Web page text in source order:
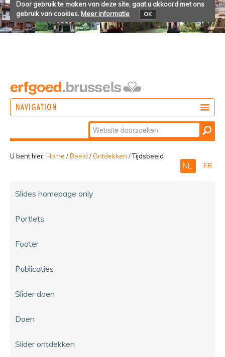
Door gebruik te maken van deze site, gaat u akkoord met ons
gebruik van cookies. Meer informatie OK
NAVIGATION
Zoek
Geavanceerd
zoeken...
U bent hier: Home /Beeld / Ontdekken /Tijdsbeeld
NL FR
Slides homepage only
Portlets
Footer
Publicaties
Slider doen
Doen
Slider ontdekken